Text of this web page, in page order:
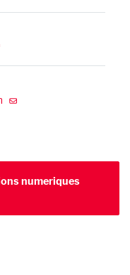
numeriques